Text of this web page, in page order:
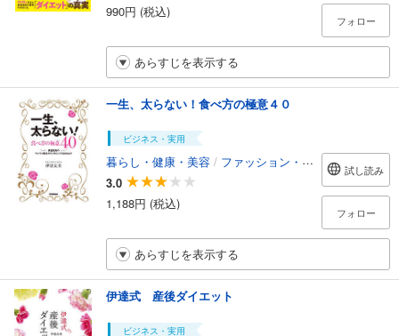
990円 (税込)
フォロー
あらすじを表示する
一生、太らない！食べ方の極意４０
ビジネス・実用
暮らし・健康・美容 / ファッション・美容
3.0
1,188円 (税込)
試し読み
フォロー
あらすじを表示する
伊達式 産後ダイエット
ビジネス・実用